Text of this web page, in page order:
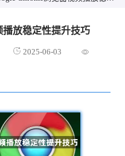
播放稳定性提升技巧
2025-06-03